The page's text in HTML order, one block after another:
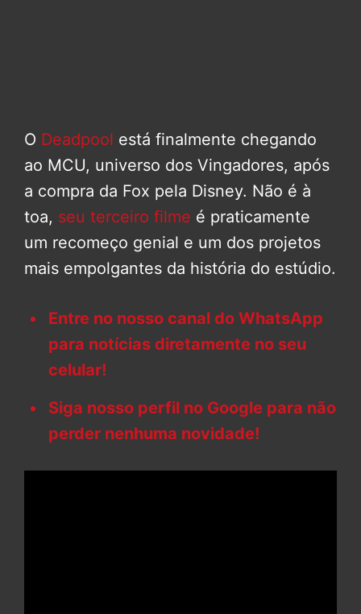
O Deadpool está finalmente chegando
ao MCU, universo dos Vingadores, após
a compra da Fox pela Disney. Não é à
toa, seu terceiro filme é praticamente
um recomeço genial e um dos projetos
mais empolgantes da história do estúdio.
Entre no nosso canal do WhatsApp
para notícias diretamente no seu
celular!
Siga nosso perfil no Google para não
perder nenhuma novidade!